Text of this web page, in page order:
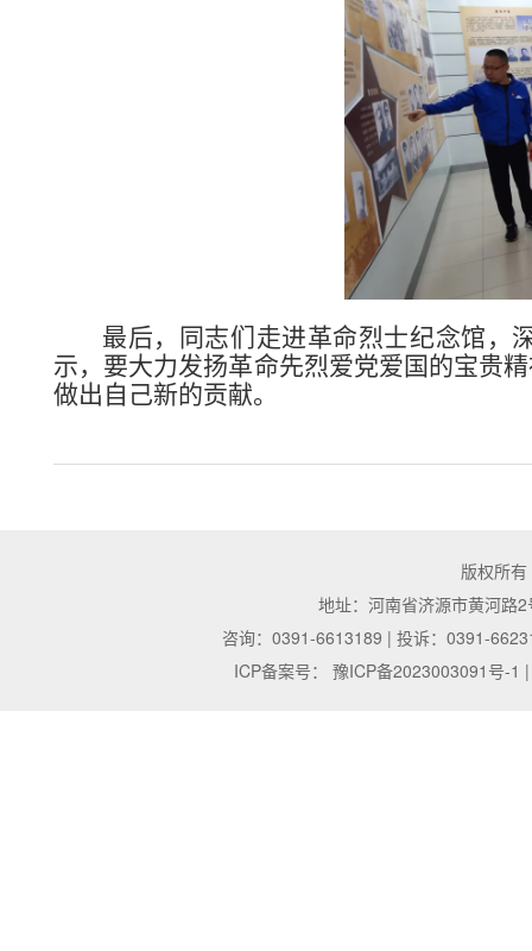
最后，同志们走进革命烈士纪念馆，
示，要大力发扬革命先烈爱党爱国的宝贵
做出自己新的贡献。
版权所
地址：河南省济源市黄河路
咨询：0391-6613189 | 投诉：0391-
ICP备案号：
豫ICP备2023003091号-1